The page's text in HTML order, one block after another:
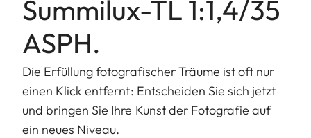
Kleinster Wert: 16
Bajonett
Filterfassung/
Gegenlichtblende
Innengewinde für E
Filter, Filterfassung
nicht,
Summilux-TL 1:1,4/35
ASPH.
Die Erfüllung fotografischer Träume ist oft nur
einen Klick entfernt: Entscheiden Sie sich jetzt
und bringen Sie Ihre Kunst der Fotografie auf
ein neues Niveau.